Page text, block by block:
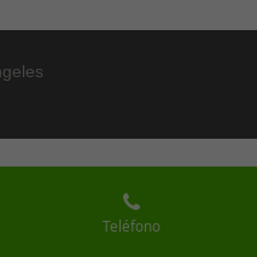
Teléfono